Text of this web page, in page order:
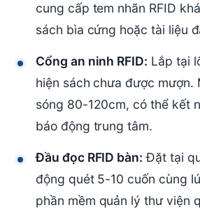
cung cấp tem nhãn RFID
sách bìa cứng hoặc tài liệu
Cổng an ninh RFID: Lắp tại
hiện sách chưa được mượn.
sóng 80-120cm, có thể kết
báo động trung tâm.
Đầu đọc RFID bàn: Đặt tại
động quét 5-10 cuốn cùng
phần mềm quản lý thư viện